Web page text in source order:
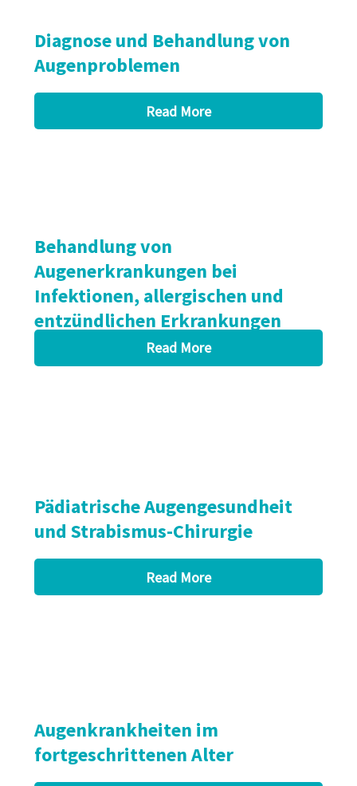
Diagnose und Behandlung von
Augenproblemen
Read More
Behandlung von
Augenerkrankungen bei
Infektionen, allergischen und
entzündlichen Erkrankungen
Read More
Pädiatrische Augengesundheit
und Strabismus-Chirurgie
Read More
Augenkrankheiten im
fortgeschrittenen Alter